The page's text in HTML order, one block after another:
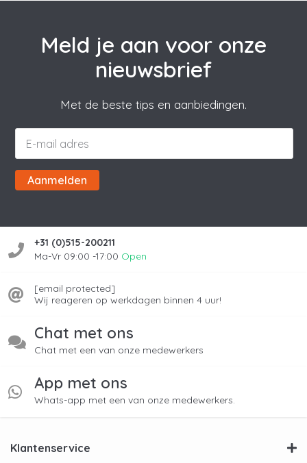
Meld je aan voor onze
nieuwsbrief
Met de beste tips en aanbiedingen.
Aanmelden
+31 (0)515-200211
Ma-Vr 09:00 -17:00 Open
[email protected]
Wij reageren op werkdagen binnen 4 uur!
Chat met ons
Chat met een van onze medewerkers
App met ons
Whats-app met een van onze medewerkers.
Klantenservice